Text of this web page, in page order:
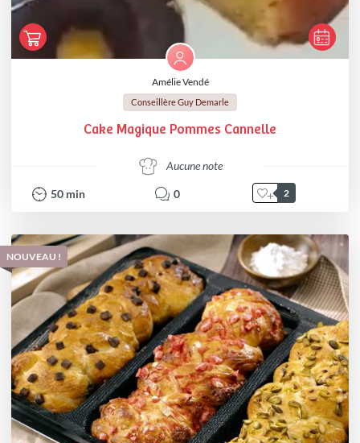
Amélie Vendé
Conseillère Guy Demarle
Cake Magique Pommes Cannelle
Aucune note
50 min 0 2
NOUVEAU !